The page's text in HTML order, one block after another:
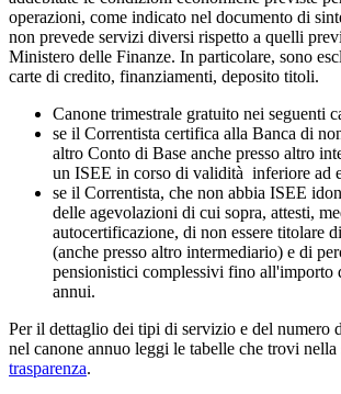
operazioni, come indicato nel documento di
non prevede servizi diversi rispetto a quelli
Ministero delle Finanze. In particolare, sono
carte di credito, finanziamenti, deposito titoli.
Canone trimestrale gratuito nei seguenti
se il Correntista certifica alla Banca di
altro Conto di Base anche presso altro
un ISEE in corso di validità inferiore ad
se il Correntista, che non abbia ISEE
delle agevolazioni di cui sopra, attesti,
autocertificazione, di non essere titolare
(anche presso altro intermediario) e di
pensionistici complessivi fino all'importo
annui.
Per il dettaglio dei tipi di servizio e del numero
nel canone annuo leggi le tabelle che trovi nella
trasparenza.